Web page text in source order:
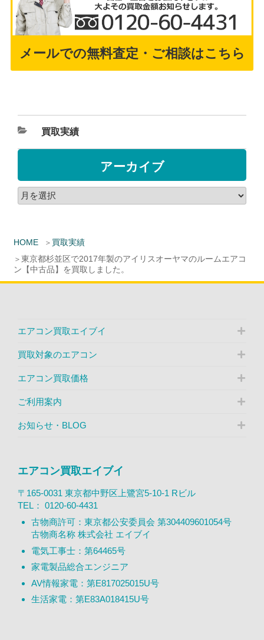
HOME
買取実績
東京都杉並区で2017年製のアイリスオーヤマのルームエアコ
ン【中古品】を買取しました。
メールでの無料査定・ご相談はこちら
買取実績
アーカイブ
エアコン買取エイブイ
買取対象のエアコン
エアコン買取価格
ご利用案内
お知らせ・BLOG
エアコン買取エイブイ
〒165-0031 東京都中野区上鷺宮5-10-1 Rビル
TEL： 0120-60-4431
古物商許可：東京都公安委員会 第304409601054号
古物商名称 株式会社 エイブイ
電気工事士：第64465号
家電製品総合エンジニア
AV情報家電：第E817025015U号
生活家電：第E83A018415U号